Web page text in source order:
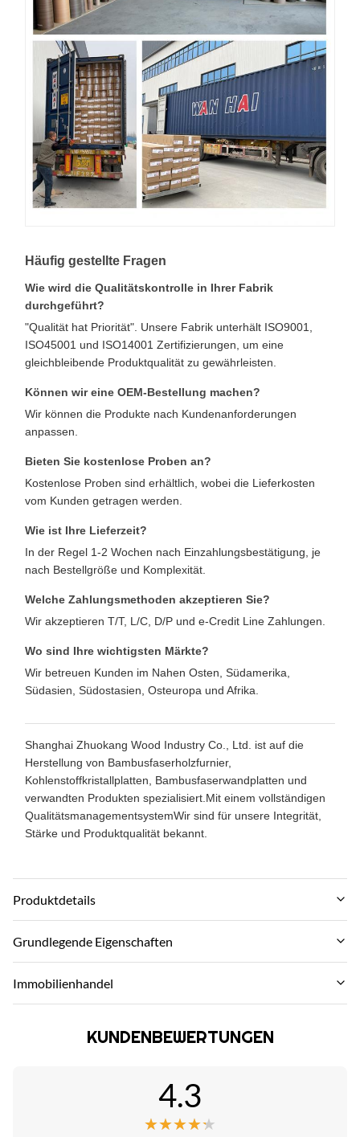
Häufig gestellte Fragen
Wie wird die Qualitätskontrolle in Ihrer Fabrik
durchgeführt?
"Qualität hat Priorität". Unsere Fabrik unterhält ISO9001,
ISO45001 und ISO14001 Zertifizierungen, um eine
gleichbleibende Produktqualität zu gewährleisten.
Können wir eine OEM-Bestellung machen?
Wir können die Produkte nach Kundenanforderungen
anpassen.
Bieten Sie kostenlose Proben an?
Kostenlose Proben sind erhältlich, wobei die Lieferkosten
vom Kunden getragen werden.
Wie ist Ihre Lieferzeit?
In der Regel 1-2 Wochen nach Einzahlungsbestätigung, je
nach Bestellgröße und Komplexität.
Welche Zahlungsmethoden akzeptieren Sie?
Wir akzeptieren T/T, L/C, D/P und e-Credit Line Zahlungen.
Wo sind Ihre wichtigsten Märkte?
Wir betreuen Kunden im Nahen Osten, Südamerika,
Südasien, Südostasien, Osteuropa und Afrika.
Shanghai Zhuokang Wood Industry Co., Ltd. ist auf die
Herstellung von Bambusfaserholzfurnier,
Kohlenstoffkristallplatten, Bambusfaserwandplatten und
verwandten Produkten spezialisiert.Mit einem vollständigen
QualitätsmanagementsystemWir sind für unsere Integrität,
Stärke und Produktqualität bekannt.
Produktdetails
Material:
Color:
Grundlegende Eigenschaften
Markenname:
Produktmodell:
Immobilienhandel
KUNDENBEWERTUNGEN
4.3
★★★★★
★★★★★